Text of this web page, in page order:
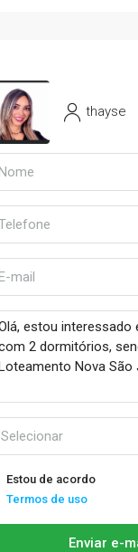
thayse
Selecionar
Estou de acordo
Termos de uso
Enviar e-